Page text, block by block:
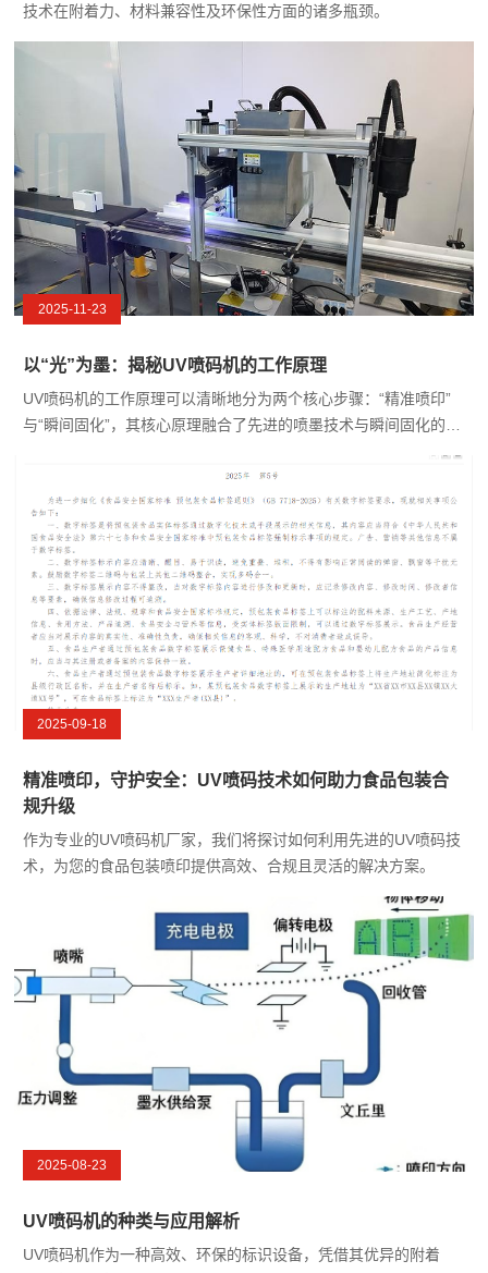
技术在附着力、材料兼容性及环保性方面的诸多瓶颈。
2025-11-23
以“光”为墨：揭秘UV喷码机的工作原理
UV喷码机的工作原理可以清晰地分为两个核心步骤：“精准喷印”
与“瞬间固化”，其核心原理融合了先进的喷墨技术与瞬间固化的光
2025-09-18
精准喷印，守护安全：UV喷码技术如何助力食品包装合
规升级
作为专业的UV喷码机厂家，我们将探讨如何利用先进的UV喷码技
术，为您的食品包装喷印提供高效、合规且灵活的解决方案。
2025-08-23
UV喷码机的种类与应用解析
UV喷码机作为一种高效、环保的标识设备，凭借其优异的附着